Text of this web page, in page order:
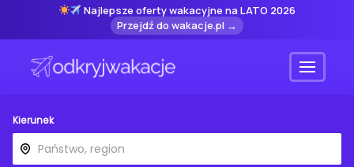
Najlepsze oferty wakacyjne na LATO 2026
Przejdź do wakacje.pl →
Menu
Kierunek